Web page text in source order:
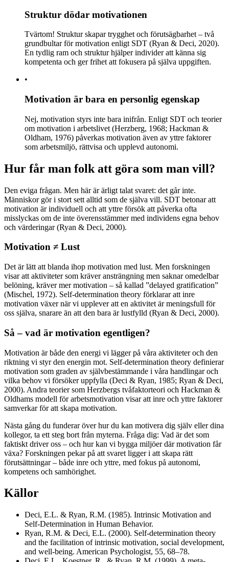
Struktur dödar motivationen
Tvärtom! Struktur skapar trygghet och förutsägbarhet – två
grundbultar för motivation enligt SDT (Ryan & Deci, 2020).
En tydlig ram och struktur hjälper individer att känna sig
kompetenta och ger frihet att fokusera på själva uppgiften.
•
Motivation är bara en personlig egenskap
Nej, motivation styrs inte bara inifrån. Enligt SDT och teorier
om motivation i arbetslivet (Herzberg, 1968; Hackman &
Oldham, 1976) påverkas motivation även av yttre faktorer
som arbetsmiljö, rättvisa och upplevd autonomi.
Hur får man folk att göra som man vill?
Den eviga frågan. Men här är ärligt talat svaret: det går inte.
Människor gör i stort sett alltid som de själva vill. SDT betonar att
motivation är individuell och att yttre försök att påverka ofta
misslyckas om de inte överensstämmer med individens egna behov
och värderingar (Ryan & Deci, 2000).
Motivation ≠ Lust
Det är lätt att blanda ihop motivation med lust. Men forskningen
visar att aktiviteter som kräver ansträngning men saknar omedelbar
belöning, kräver mer motivation – så kallad ”delayed gratification”
(Mischel, 1972). Self-determination theory förklarar att inre
motivation växer när vi upplever att en aktivitet är meningsfull för
oss själva, snarare än att den bara är lustfylld (Ryan & Deci, 2000).
Så – vad är motivation egentligen?
Motivation är både den energi vi lägger på våra aktiviteter och den
riktning vi styr den energin mot. Self-determination theory definierar
motivation som graden av självbestämmande i våra handlingar och
vilka behov vi försöker uppfylla (Deci & Ryan, 1985; Ryan & Deci,
2000). Andra teorier som Herzbergs tvåfaktorteori och Hackman &
Oldhams modell för arbetsmotivation visar att inre och yttre faktorer
samverkar för att skapa motivation.
Nästa gång du funderar över hur du kan motivera dig själv eller dina
kollegor, ta ett steg bort från myterna. Fråga dig: Vad är det som
faktiskt driver oss – och hur kan vi bygga miljöer där motivation får
växa? Forskningen pekar på att svaret ligger i att skapa rätt
förutsättningar – både inre och yttre, med fokus på autonomi,
kompetens och samhörighet.
Källor
Deci, E.L. & Ryan, R.M. (1985). Intrinsic Motivation and
Self-Determination in Human Behavior.
Ryan, R.M. & Deci, E.L. (2000). Self-determination theory
and the facilitation of intrinsic motivation, social development,
and well-being. American Psychologist, 55, 68–78.